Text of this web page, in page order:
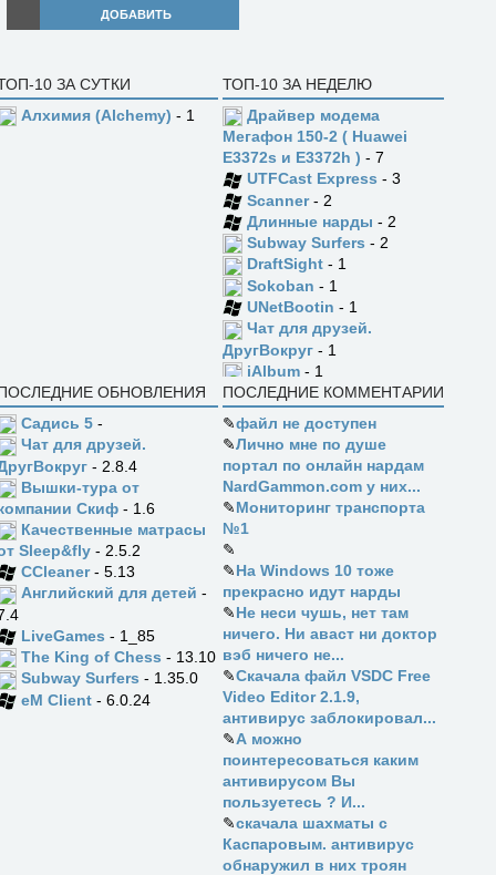
ДОБАВИТЬ
10 ЗА СУТКИ
Алхимия (Alchemy) - 1
ТОП-10 ЗА НЕДЕЛЮ
Драйвер модема
Мегафон 150-2 ( Huawei
E3372s и E3372h ) - 7
UTFCast Express - 3
Scanner- 2
Длинные нарды - 2
Subway Surfers - 2
DraftSight - 1
Sokoban - 1
UNetBootin - 1
Чат для друзей.
ДругВокруг - 1
jAlbum - 1
ОБНОВЛЕНИЯ
Садись 5 -
Чат для друзей.
- 2.8.4
Вышки-тура от
Скиф - 1.6
Качественные матрасы
Sleep&fly - 2.5.2
CCleaner- 5.13
Английский для детей -
LiveGames - 1_85
The King of Chess - 13.10
Subway Surfers - 1.35.0
eM Client - 6.0.24
ПОСЛЕДНИЕ КОММЕНТАРИИ
✎файл не доступен
✎Лично мне по душе
портал по онлайн нардам
NardGammon.com у них...
✎Мониторинг транспорта
№1
✎
✎На Windows 10 тоже
прекрасно идут нарды
✎Не неси чушь, нет там
ничего. Ни аваст ни доктор
вэб ничего не...
✎Скачала файл VSDC Free
Video Editor 2.1.9,
антивирус заблокировал...
✎А можно
поинтересоваться каким
антивирусом Вы
пользуетесь ? И...
✎скачала шахматы с
Каспаровым. антивирус
обнаружил в них троян